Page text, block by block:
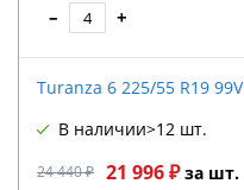
– +
Turanza 6 225/55 R19 99V
24 440 ₽ 21 996 ₽за шт.
В наличии>12 шт.